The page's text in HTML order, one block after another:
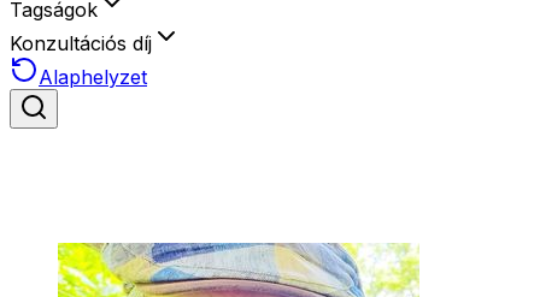
Tagságok
Konzultációs díj
Alaphelyzet